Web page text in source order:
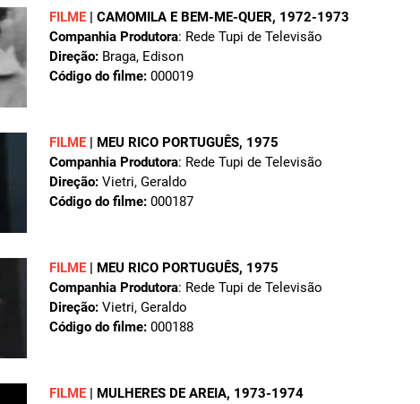
FILME | CAMOMILA E BEM-ME-QUER, 1972-1973
Companhia Produtora: Rede Tupi de Televisão
Direção: Braga, Edison
Código do filme: 000019
FILME | MEU RICO PORTUGUÊS, 1975
Companhia Produtora: Rede Tupi de Televisão
Direção: Vietri, Geraldo
Código do filme: 000187
FILME | MEU RICO PORTUGUÊS, 1975
Companhia Produtora: Rede Tupi de Televisão
Direção: Vietri, Geraldo
Código do filme: 000188
FILME | MULHERES DE AREIA, 1973-1974